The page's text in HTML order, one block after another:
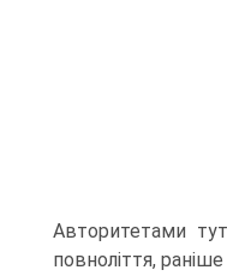
Авторитетами
повноліття,